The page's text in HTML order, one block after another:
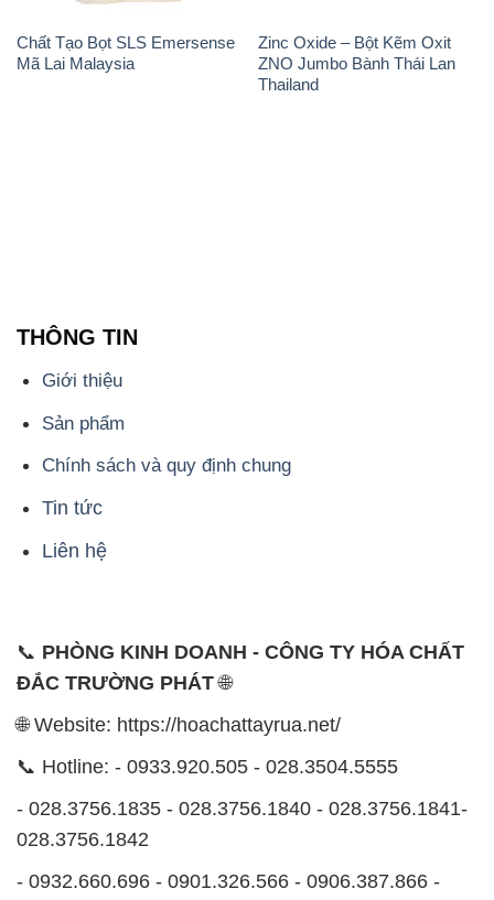
Chất Tạo Bọt SLS Emersense
Mã Lai Malaysia
Zinc Oxide – Bột Kẽm Oxit
ZNO Jumbo Bành Thái Lan
Thailand
THÔNG TIN
Giới thiệu
Sản phẩm
Chính sách và quy định chung
Tin tức
Liên hệ
📞 PHÒNG KINH DOANH - CÔNG TY HÓA CHẤT
ĐẮC TRƯỜNG PHÁT🌐
🌐 Website: https://hoachattayrua.net/
📞 Hotline: - 0933.920.505 - 028.3504.5555
- 028.3756.1835 - 028.3756.1840 - 028.3756.1841-
028.3756.1842
- 0932.660.696 - 0901.326.566 - 0906.387.866 -